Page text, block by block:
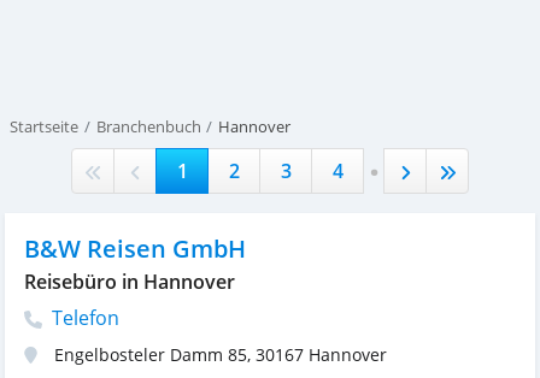
Startseite Branchenbuch Hannover
1 2 3 4 .
B&W Reisen GmbH
Reisebüro in Hannover
Telefon
Engelbosteler Damm 85, 30167 Hannover